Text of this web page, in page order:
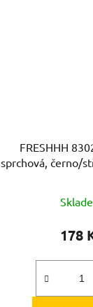
FRESHHH
sprchová, černo/
178